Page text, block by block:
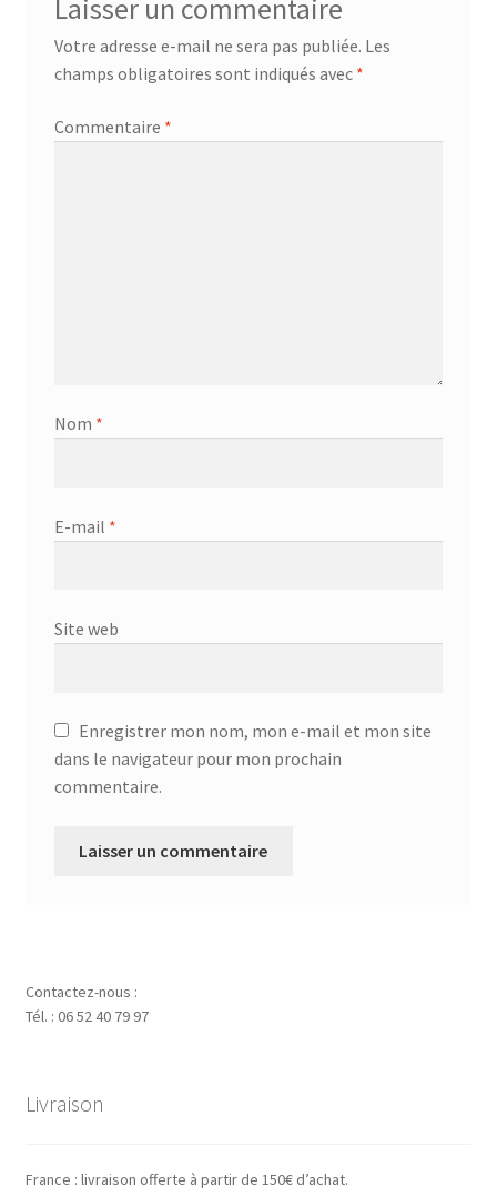
Laisser un commentaire
Votre adresse e-mail ne sera pas publiée. Les
champs obligatoires sont indiqués avec *
Commentaire *
Nom *
E-mail *
Site web
Enregistrer mon nom, mon e-mail et mon site
dans le navigateur pour mon prochain
commentaire.
Contactez-nous :
Tél. : 06 52 40 79 97
Livraison
France : livraison offerte à partir de 150€ d’achat.